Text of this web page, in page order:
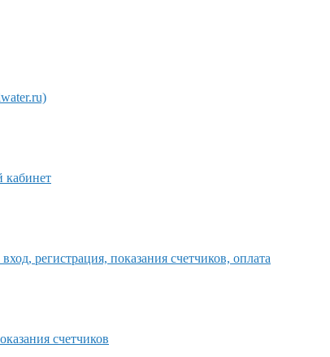
кабинет
регистрация, показания счетчиков, оплата
счетчиков